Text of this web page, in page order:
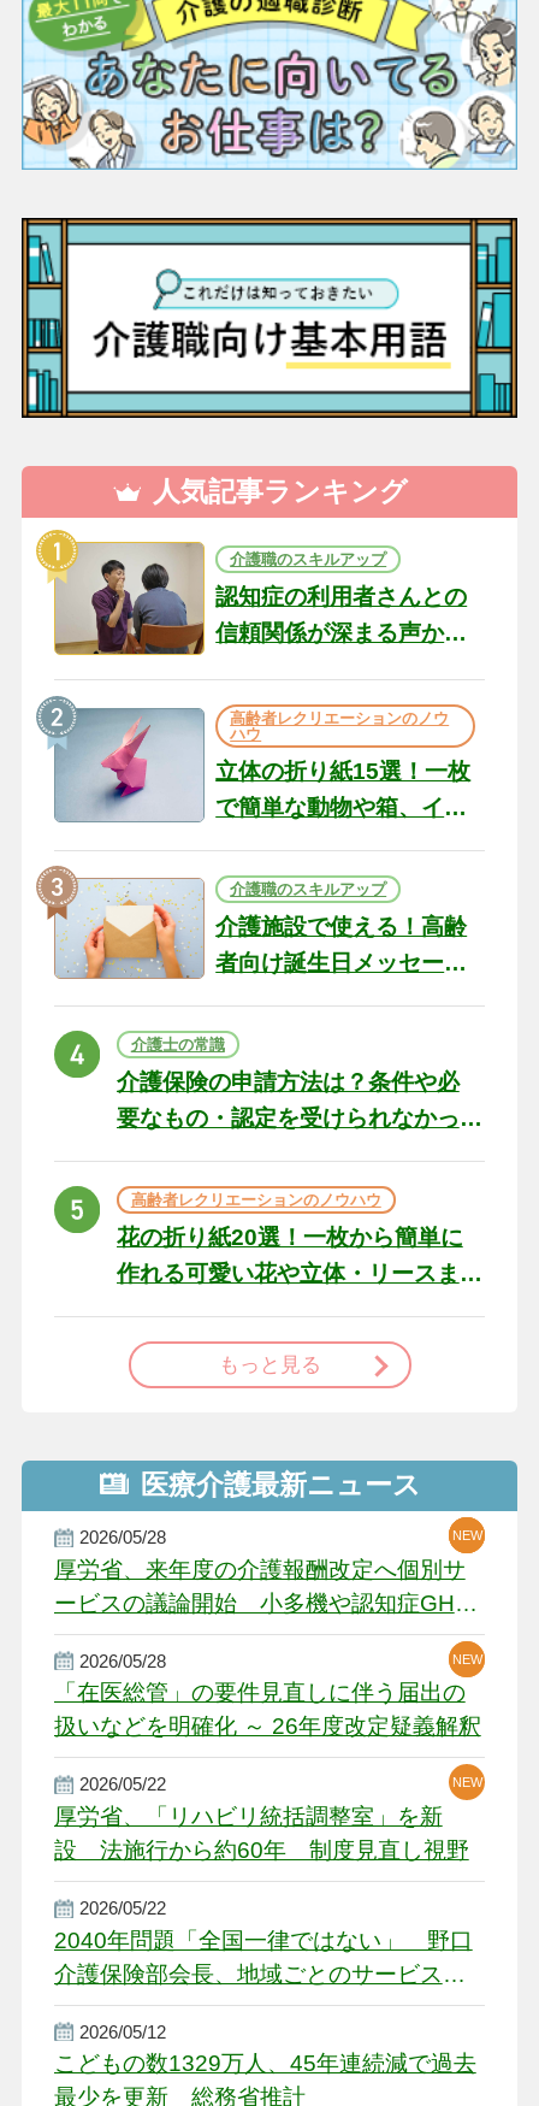
人気記事ランキング
介護職のスキルアップ
認知症の利用者さんとの
信頼関係が深まる声かけ
の現場から（22）
高齢者レクリエーションのノウ
ハウ
立体の折り紙15選！一枚
で簡単な動物や箱、イン
テリアになる作品まで
介護職のスキルアップ
介護施設で使える！高齢
者向け誕生日メッセージ
の例文と書き方のポイン
ト
介護士の常識
介護保険の申請方法は？条件や必
要なもの・認定を受けられなかっ
た場合の対処法
高齢者レクリエーションのノウハウ
花の折り紙20選！一枚から簡単に
作れる可愛い花や立体・リースま
で
もっと見る
医療介護最新ニュース
2026/05/28
厚労省、来年度の介護報酬改定へ個別サ
ービスの議論開始 小多機や認知症GH、
厳しい経営環境に危機感
NEW
NEW
NEW
2026/05/28
「在医総管」の要件見直しに伴う届出の
扱いなどを明確化 ～ 26年度改定疑義解釈
NEW
NEW
2026/05/22
厚労省、「リハビリ統括調整室」を新
設 法施行から約60年 制度見直し視野
NEW
2026/05/22
2040年問題「全国一律ではない」 野口
介護保険部会長、地域ごとのサービス基
盤整備を促す
2026/05/12
こどもの数1329万人、45年連続減で過去
最少を更新 総務省推計